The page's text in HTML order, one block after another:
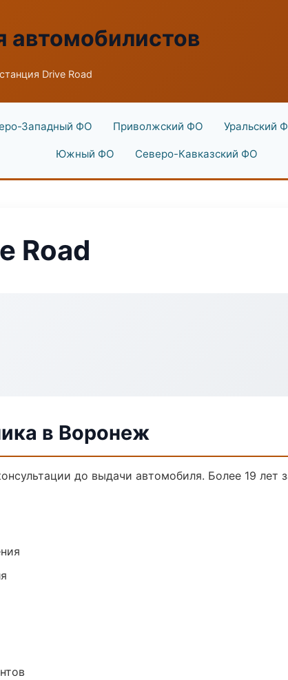
автомобилистов
Drive Road
Западный ФО Приволжский ФО Уральский
Южный ФО Северо-Кавказский ФО
Road
в Воронеж
до выдачи автомобиля. Более 19 лет